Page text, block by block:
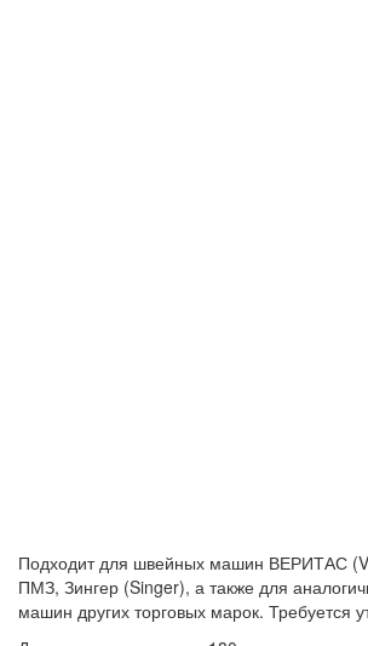
Подходит для швейных машин ВЕРИТАС
ПМЗ, Зингер (Singer), а также для
машин других торговых марок. Требуется